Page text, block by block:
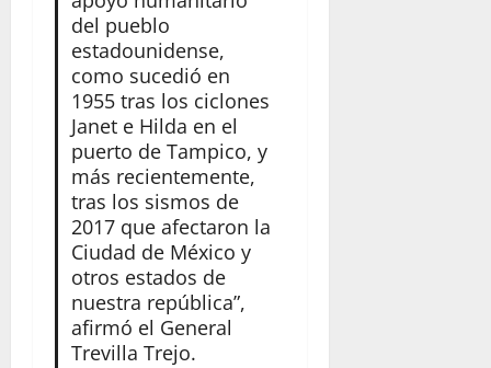
del pueblo
estadounidense,
como sucedió en
1955 tras los ciclones
Janet e Hilda en el
puerto de Tampico, y
más recientemente,
tras los sismos de
2017 que afectaron la
Ciudad de México y
otros estados de
nuestra república”,
afirmó el General
Trevilla Trejo.